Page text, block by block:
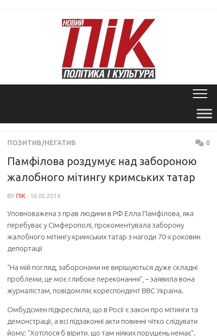
ПОЗИТИВ/НЕГАТИВ 0
Памфілова роздумує над забороною
жалобного мітингу кримських татар
BY ПІК · 16.05.2014
Уповноважена з прав людини в РФ Елла Памфілова, яка
перебуває у Сімферополі, прокоментувала заборону
жалобного мітингу кримських татар з нагоди 70-х роковин
депортації
“На мій погляд, заборонами не вирішуються дуже складні
проблеми, це моє глибоке переконання”, – заявила вона
журналістам, повідомляє кореспондент ВВС Україна.
Омбудсмен підкреслила, що в Росії є закон про мітинги та
демонстрації, а всі підзаконні акти повинні чітко слідувати
йому: “Хотілося б вірити, що там ніяких порушень немає”.